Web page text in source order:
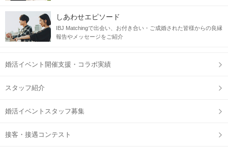
しあわせエピソード
IBJ Matchingで出会い、お付き合い・ご成婚された皆様からの良縁
報告やメッセージをご紹介
婚活イベント開催支援・コラボ実績
スタッフ紹介
婚活イベントスタッフ募集
接客・接遇コンテスト